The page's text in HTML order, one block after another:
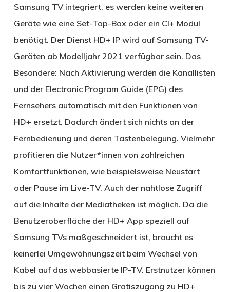
Samsung TV integriert, es werden keine weiteren
Geräte wie eine Set-Top-Box oder ein CI+ Modul
benötigt. Der Dienst HD+ IP wird auf Samsung TV-
Geräten ab Modelljahr 2021 verfügbar sein. Das
Besondere: Nach Aktivierung werden die Kanallisten
und der Electronic Program Guide (EPG) des
Fernsehers automatisch mit den Funktionen von
HD+ ersetzt. Dadurch ändert sich nichts an der
Fernbedienung und deren Tastenbelegung. Vielmehr
profitieren die Nutzer*innen von zahlreichen
Komfortfunktionen, wie beispielsweise Neustart
oder Pause im Live-TV. Auch der nahtlose Zugriff
auf die Inhalte der Mediatheken ist möglich. Da die
Benutzeroberfläche der HD+ App speziell auf
Samsung TVs maßgeschneidert ist, braucht es
keinerlei Umgewöhnungszeit beim Wechsel von
Kabel auf das webbasierte IP-TV. Erstnutzer können
bis zu vier Wochen einen Gratiszugang zu HD+